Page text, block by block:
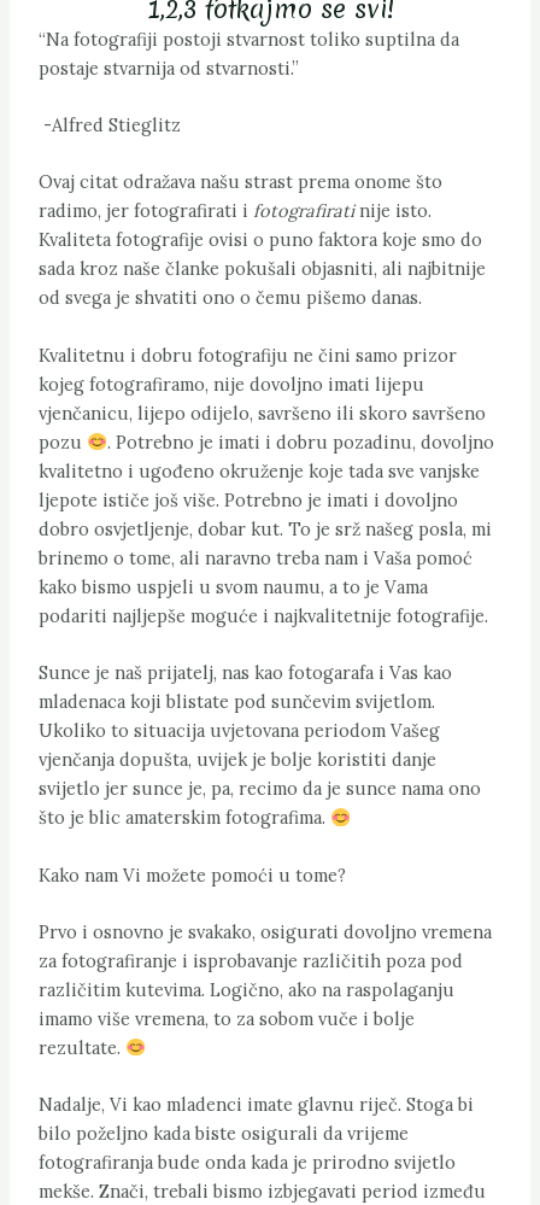
1,2,3 fotkajmo se svi!
“Na fotografiji postoji stvarnost toliko suptilna da
postaje stvarnija od stvarnosti.”
-Alfred Stieglitz
Ovaj citat odražava našu strast prema onome što
radimo, jer fotografirati i fotografiratinije isto.
Kvaliteta fotografije ovisi o puno faktora koje smo do
sada kroz naše članke pokušali objasniti, ali najbitnije
od svega je shvatiti ono o čemu pišemo danas.
Kvalitetnu i dobru fotografiju ne čini samo prizor
kojeg fotografiramo, nije dovoljno imati lijepu
vjenčanicu, lijepo odijelo, savršeno ili skoro savršeno
pozu
. Potrebno je imati i dobru pozadinu, dovoljno
kvalitetno i ugođeno okruženje koje tada sve vanjske
ljepote ističe još više. Potrebno je imati i dovoljno
dobro osvjetljenje, dobar kut. To je srž našeg posla, mi
brinemo o tome, ali naravno treba nam i Vaša pomoć
kako bismo uspjeli u svom naumu, a to je Vama
podariti najljepše moguće i najkvalitetnije fotografije.
Sunce je naš prijatelj, nas kao fotogarafa i Vas kao
mladenaca koji blistate pod sunčevim svijetlom.
Ukoliko to situacija uvjetovana periodom Vašeg
vjenčanja dopušta, uvijek je bolje koristiti danje
svijetlo jer sunce je, pa, recimo da je sunce nama ono
što je blic amaterskim fotografima.
Kako nam Vi možete pomoći u tome?
Prvo i osnovno je svakako, osigurati dovoljno vremena
za fotografiranje i isprobavanje različitih poza pod
različitim kutevima. Logično, ako na raspolaganju
imamo više vremena, to za sobom vuče i bolje
rezultate.
Nadalje, Vi kao mladenci imate glavnu riječ. Stoga bi
bilo poželjno kada biste osigurali da vrijeme
fotografiranja bude onda kada je prirodno svijetlo
mekše. Znači, trebali bismo izbjegavati period između